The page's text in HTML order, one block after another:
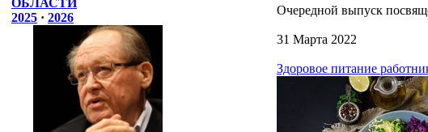
ОБЛАСТИ
2025 · 2026
Очередной выпуск
31 Марта 2022
Здоровое питание